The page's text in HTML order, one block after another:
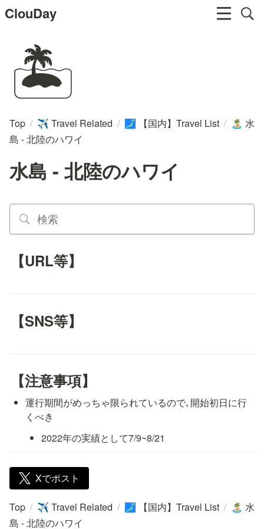
ClouDay
🏝️
Top / ✈️ Travel Related / 🗾 【国内】Travel List / 🏝️ 水
島 - 北陸のハワイ
水島 - 北陸のハワイ
【URL等】
【SNS等】
【注意事項】
運行期間がめっちゃ限られているので､開始初日に行
くべき
2022年の実績として7/9~8/21
Xでポスト
Top / ✈️ Travel Related / 🗾 【国内】Travel List / 🏝️ 水
島 - 北陸のハワイ